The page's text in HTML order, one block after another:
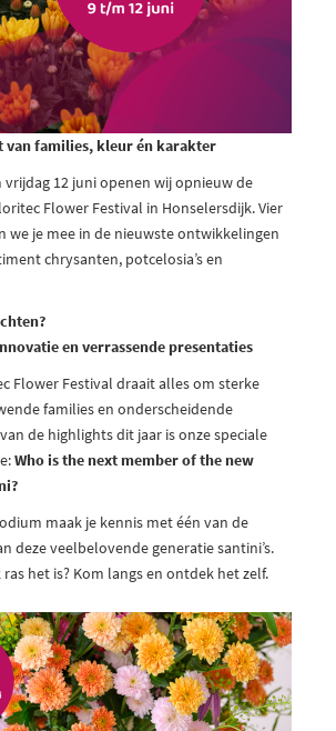
van families, kleur én karakter
vrijdag 12 juni openen wij opnieuw de
Flower Festival in Honselersdijk. Vier
we je mee in de nieuwste ontwikkelingen
chrysanten, potcelosia’s en
en verrassende presentaties
Flower Festival draait alles om sterke
families en onderscheidende
de highlights dit jaar is onze speciale
Who is the next member of the new
maak je kennis met één van de
deze veelbelovende generatie santini’s.
het is? Kom langs en ontdek het zelf.